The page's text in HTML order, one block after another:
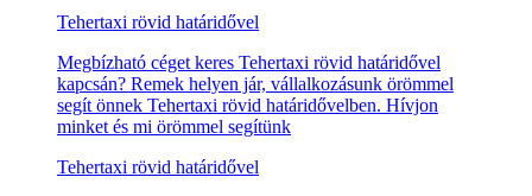
Tehertaxi rövid határidővel
Megbízható céget keres Tehertaxi rövid határidővel
kapcsán? Remek helyen jár, vállalkozásunk örömmel
segít önnek Tehertaxi rövid határidővelben. Hívjon
minket és mi örömmel segítünk
Tehertaxi rövid határidővel